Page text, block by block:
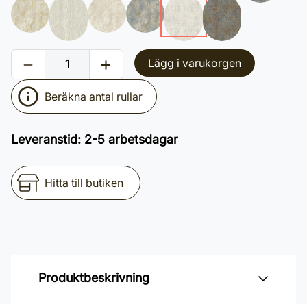
Lägg i varukorgen
Beräkna antal rullar
Leveranstid: 2-5 arbetsdagar
Hitta till butiken
Produktbeskrivning